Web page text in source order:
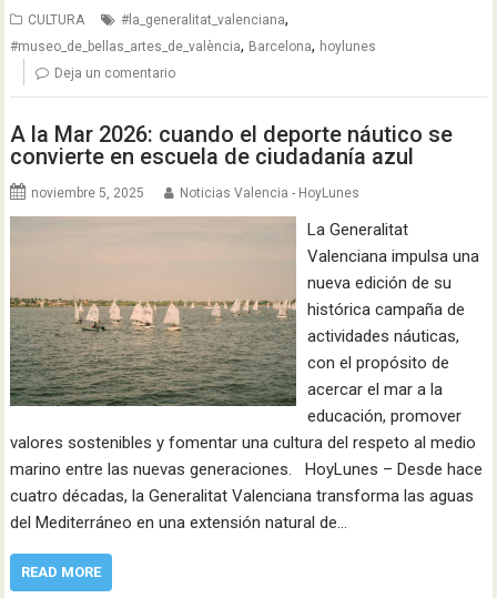
CULTURA #la_generalitat_valenciana,
#museo_de_bellas_artes_de_valència, Barcelona, hoylunes
Deja un comentario
A la Mar 2026: cuando el deporte náutico se
convierte en escuela de ciudadanía azul
noviembre 5, 2025 Noticias Valencia - HoyLunes
La Generalitat
Valenciana impulsa una
nueva edición de su
histórica campaña de
actividades náuticas,
con el propósito de
acercar el mar a la
educación, promover
valores sostenibles y fomentar una cultura del respeto al medio
marino entre las nuevas generaciones. HoyLunes – Desde hace
cuatro décadas, la Generalitat Valenciana transforma las aguas
del Mediterráneo en una extensión natural de…
READ MORE